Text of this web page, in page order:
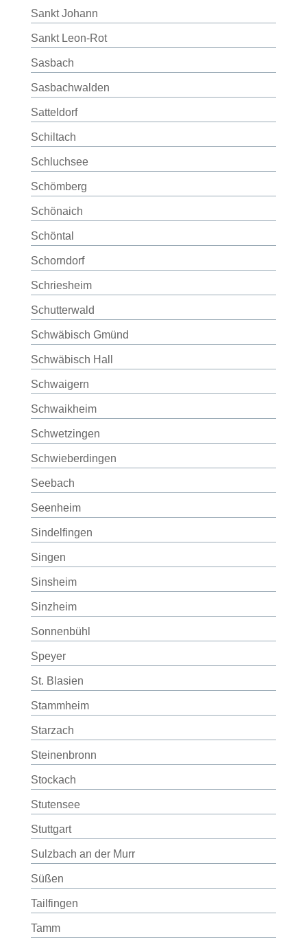
Sankt Johann
Sankt Leon-Rot
Sasbach
Sasbachwalden
Satteldorf
Schiltach
Schluchsee
Schömberg
Schönaich
Schöntal
Schorndorf
Schriesheim
Schutterwald
Schwäbisch Gmünd
Schwäbisch Hall
Schwaigern
Schwaikheim
Schwetzingen
Schwieberdingen
Seebach
Seenheim
Sindelfingen
Singen
Sinsheim
Sinzheim
Sonnenbühl
Speyer
St. Blasien
Stammheim
Starzach
Steinenbronn
Stockach
Stutensee
Stuttgart
Sulzbach an der Murr
Süßen
Tailfingen
Tamm